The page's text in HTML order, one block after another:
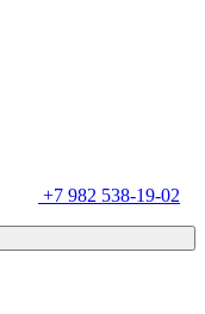
+7 982 538-19-02